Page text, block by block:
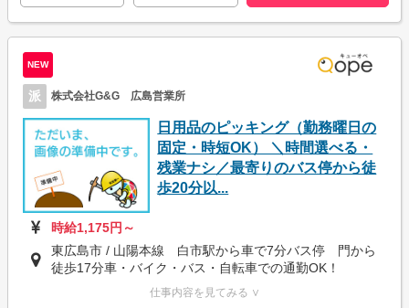
NEW
派 株式会社G&G 広島営業所
日用品のピッキング（勤務曜日の
固定・時短OK） ＼時間選べる・
残業ナシ／最寄りのバス停から徒
歩20分以...
時給1,175円～
東広島市 / 山陽本線 白市駅から車で7分バス停 門から
徒歩17分車・バイク・バス・自転車での通勤OK！
仕事内容を見てみる ∨